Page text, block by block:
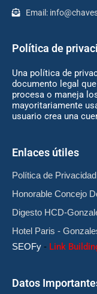
Email:
Política de
Una política de
documento legal
procesa o maneja
mayoritariamente
usuario crea una
Enlaces útiles
Política de Privacidad
Honorable Concejo
Digesto HCD-
Hotel Paris -
SEOFy - Link
Datos